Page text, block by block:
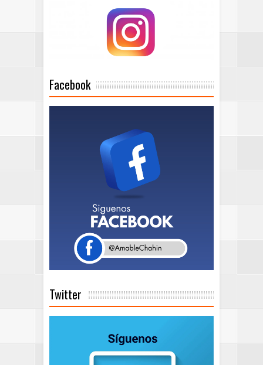
Facebook
Twitter